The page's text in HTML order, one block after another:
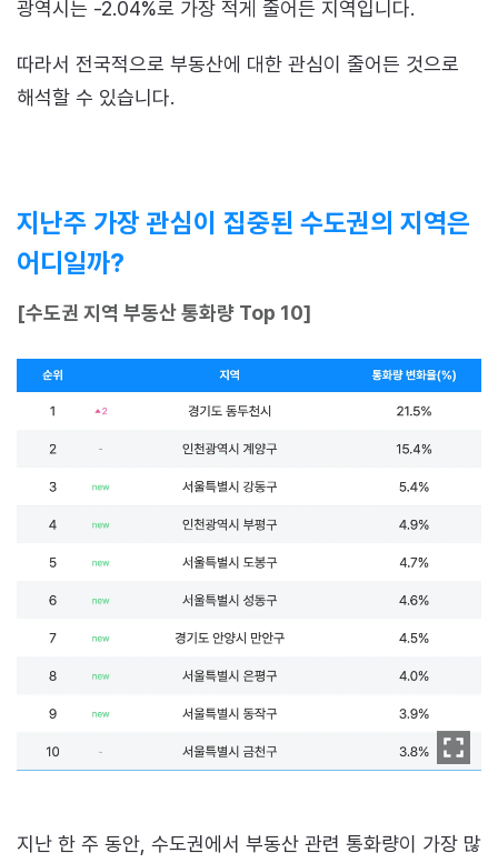
광역시는 -2.04%로 가장 적게 줄어든 지역입니다.
따라서 전국적으로 부동산에 대한 관심이 줄어든 것으로
해석할 수 있습니다.
지난주 가장 관심이 집중된 수도권의 지역은
어디일까?
[수도권 지역 부동산 통화량 Top 10]
지난 한 주 동안, 수도권에서 부동산 관련 통화량이 가장 많